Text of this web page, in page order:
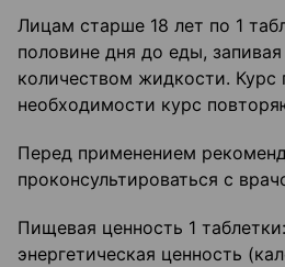
Лицам старше 18 лет по 1
половине дня до еды,
количеством жидкости.
необходимости курс
Перед применением
проконсультироваться с
Пищевая ценность 1
энергетическая ценность